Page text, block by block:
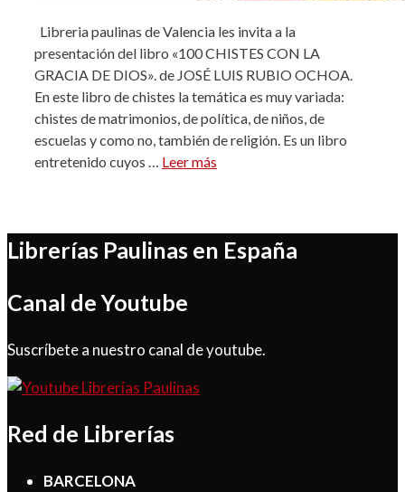
Libreria paulinas de Valencia les invita a la
presentación del libro «100 CHISTES CON LA
GRACIA DE DIOS». de JOSÉ LUIS RUBIO OCHOA.
En este libro de chistes la temática es muy variada:
chistes de matrimonios, de política, de niños, de
escuelas y como no, también de religión. Es un libro
entretenido cuyos … Leer más
Librerías Paulinas en España
Canal de Youtube
Suscríbete a nuestro canal de youtube.
Red de Librerías
BARCELONA